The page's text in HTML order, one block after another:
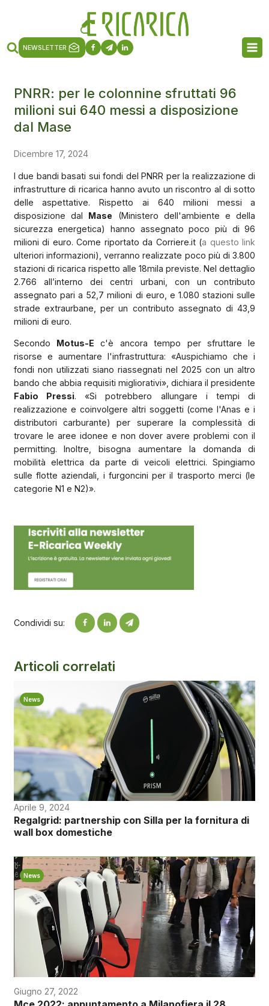
NEWSLETTER
PNRR: per le colonnine sfruttati 96
milioni sui 640 messi a disposizione
dal Mase
Dicembre 17, 2024
I due bandi basati sui fondi del PNRR per la realizzazione di
infrastrutture di ricarica hanno avuto un riscontro al di sotto
delle aspettative. Rispetto ai 640 milioni messi a
disposizione dal Mase (Ministero dell'ambiente e della
sicurezza energetica) hanno assegnato poco più di 96
milioni di euro. Come riportato da Corriere.it (a questo link
ulteriori informazioni), verranno realizzate poco più di 3.800
stazioni di ricarica rispetto alle 18mila previste. Nel dettaglio
2.766 all’interno dei centri urbani, con un contributo
assegnato pari a 52,7 milioni di euro, e 1.080 stazioni sulle
strade extraurbane, per un contributo assegnato di 43,9
milioni di euro.
Secondo Motus-E c'è ancora tempo per sfruttare le
risorse e aumentare l'infrastruttura: «Auspichiamo che i
fondi non utilizzati siano riassegnati nel 2025 con un altro
bando che abbia requisiti migliorativi», dichiara il presidente
Fabio Pressi. «Si potrebbero allungare i tempi di
realizzazione e coinvolgere altri soggetti (come l'Anas e i
distributori carburante) per superare la complessità di
trovare le aree idonee e non dover avere problemi con il
permitting. Inoltre, bisogna aumentare la domanda di
mobilità elettrica da parte di veicoli elettrici. Spingiamo
sulle flotte aziendali, i furgoncini per il trasporto merci (le
categorie N1 e N2)».
Condividi su:
Articoli correlati
News
Aprile 9, 2024
Regalgrid: partnership con Silla per la fornitura di
wall box domestiche
News
Giugno 27, 2022